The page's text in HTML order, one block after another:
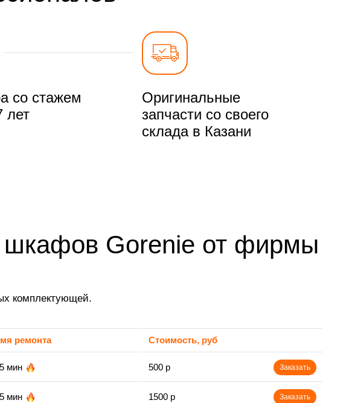
со стажем
лет
Оригинальные
запчасти со своего
склада в Казани
шкафов Gorenie от фирмы
комплектующей.
ремонта Стоимость, руб
мин 500 р Заказать
мин 1500 р Заказать